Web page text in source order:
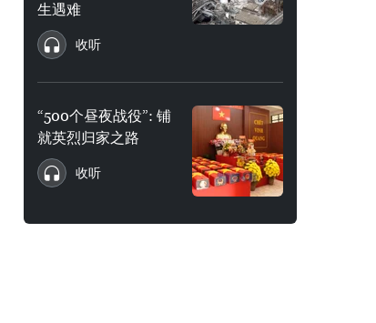
生遇难
收听
“500个昼夜战役”: 铺
就英烈归家之路
收听